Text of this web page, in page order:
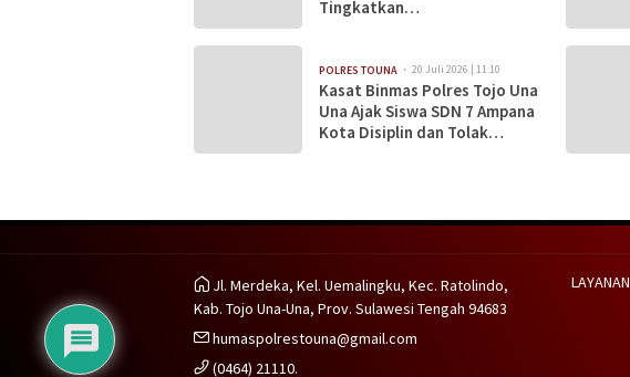
Tingkatkan
POLRES TOUNA 20 Juli 2026 | 11:10
Kasat Binmas Polres Tojo Una
Una Ajak Siswa SDN 7 Ampana
Kota Disiplin dan Tolak
Jl. Merdeka, Kel. Uemalingku, Kec. Ratolindo,
Kab. Tojo Una-Una, Prov. Sulawesi Tengah 94683
humaspolrestouna@gmail.com
(0464) 21110.
LAYANAN